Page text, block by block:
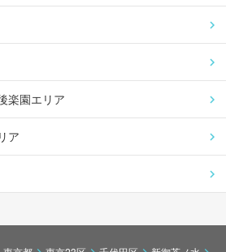
楽園エリア
ア